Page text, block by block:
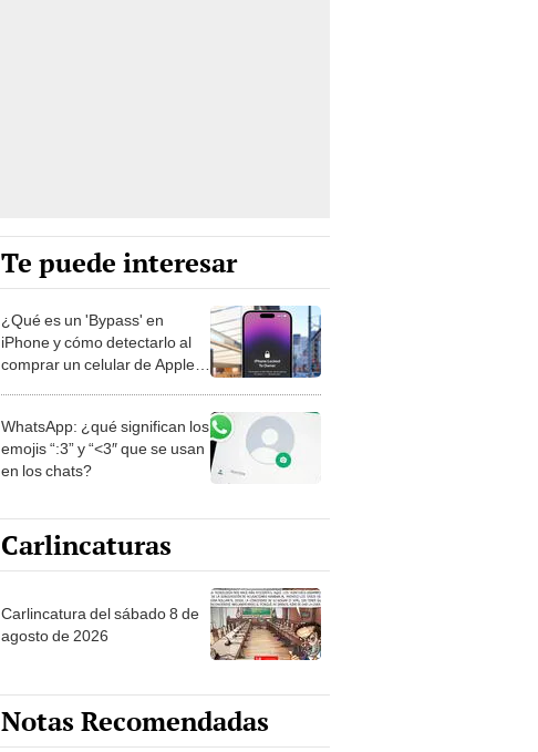
Te puede interesar
¿Qué es un 'Bypass' en
iPhone y cómo detectarlo al
comprar un celular de Apple
WhatsApp: ¿qué significan los
emojis “:3” y “<3″ que se usan
en los chats?
Carlincaturas
Carlincatura del sábado 8 de
agosto de 2026
Notas Recomendadas